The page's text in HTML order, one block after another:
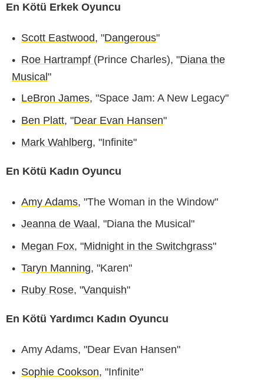
En Kötü Erkek Oyuncu
Scott Eastwood, "Dangerous"
Roe Hartrampf (Prince Charles), "Diana the
Musical "
LeBron James, "Space Jam: A New Legacy"
Ben Platt, "Dear Evan Hansen"
Mark Wahlberg, "Infinite"
En Kötü Kadın Oyuncu
Amy Adams, "The Woman in the Window"
Jeanna de Waal , "Diana the Musical"
Megan Fox, "Midnight in the Switchgrass"
Taryn Manning, "Karen"
Ruby Rose, "Vanquish"
En Kötü Yardımcı Kadın Oyuncu
Amy Adams, "Dear Evan Hansen"
Sophie Cookson, "Infinite"